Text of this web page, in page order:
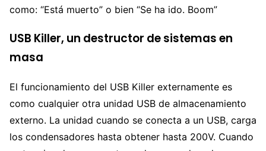
como: “Está muerto” o bien “Se ha ido. Boom”
USB Killer, un destructor de sistemas en
masa
El funcionamiento del USB Killer externamente es
como cualquier otra unidad USB de almacenamiento
externo. La unidad cuando se conecta a un USB, carga
los condensadores hasta obtener hasta 200V. Cuando